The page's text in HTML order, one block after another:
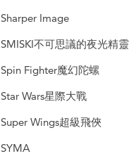
Sharper Image
SMISKI不可思議的夜光精靈
Spin Fighter魔幻陀螺
Star Wars星際大戰
Super Wings超級飛俠
SYMA